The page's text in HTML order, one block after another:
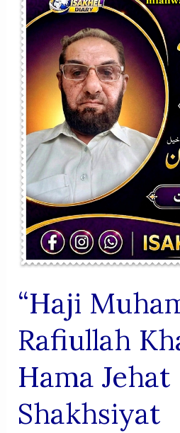
MUZAFAAT
KI
MUNFARID
SHAKHSIYAT
“Haji
Rafiullah
Hama Jehat
Shakhsiyat